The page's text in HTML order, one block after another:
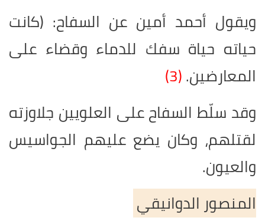
ويقول أحمد أمين عن السفاح: (كانت
حياته حياة سفك للدماء وقضاء على
المعارضين.(3)
وقد سلّط السفاح على العلويين جلاوزته
لقتلهم، وكان يضع عليهم الجواسيس
والعيون.
المنصور الدوانيقي